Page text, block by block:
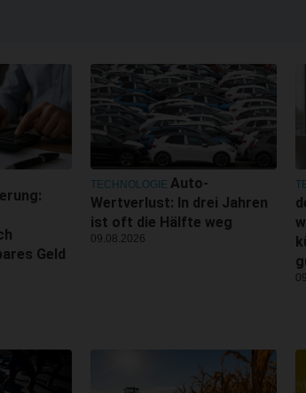
Geld
TECHNOLOGIE Auto-
Wertverlust: In drei Jahren
ist oft die Hälfte weg
09.08.2026